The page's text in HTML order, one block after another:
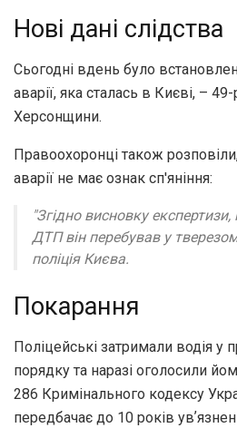
Нові дані слідства
Сьогодні вдень було
аварії, яка сталась в Києві, –
Херсонщини.
Правоохоронці також
аварії не має ознак сп'яніння:
"Згідно висновку
ДТП він перебував у
поліція Києва.
Покарання
Поліцейські затримали водія у
порядку та наразі оголосили
286 Кримінального кодексу
передбачає до 10 років